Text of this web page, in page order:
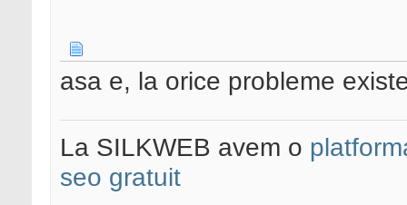
asa e, la orice probleme
La SILKWEB avem o
seo gratuit